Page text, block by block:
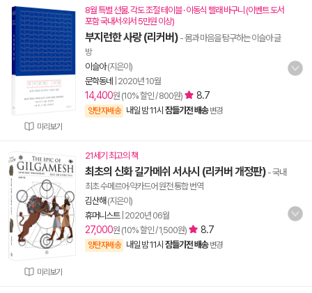
미리보기
8월 특별 선물. 각도 조절 테이블 · 이동식 빨래 바구니 (이벤트 도서
포함 국내서·외서 5만원 이상)
부지런한 사랑 (리커버) - 몸과 마음을 탐구하는 이슬아 글
방
이슬아(지은이)
문학동네
2020년 10월
14,400원 (10% 할인 / 800원) 8.7
양탄자배송 내일 밤 11시 잠들기전 배송 변경
미리보기
21세기 최고의 책
최초의 신화 길가메쉬 서사시 (리커버 개정판) - 국내
최초 수메르어·악카드어 원전 통합 번역
김산해 (지은이)
휴머니스트| 2020년 06월
27,000원 (10% 할인 / 1,500원) 8.7
양탄자배송 내일 밤 11시 잠들기전 배송 변경